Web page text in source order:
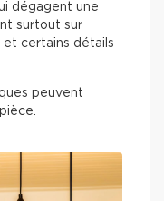
dégagent une
surtout sur
et certains détails
peuvent